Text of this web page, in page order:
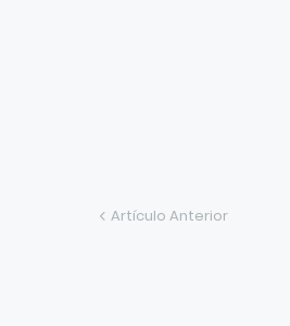
Artículo Anterior